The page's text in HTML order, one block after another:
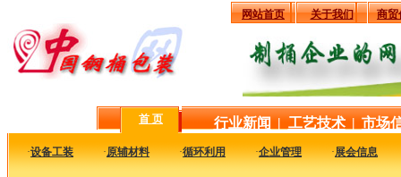
网站首页 关于我们 商贸
首 页 行业新闻 | 工艺技术 | 市场
·设备工装 ·原辅材料 ·循环利用 ·企业管理 ·展会信息